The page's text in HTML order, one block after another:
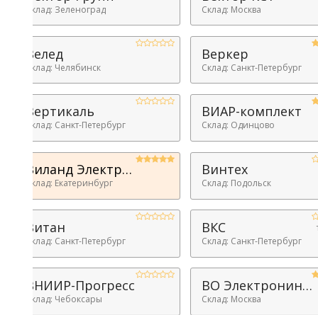
Зеленоград Склад: Москва
Челябинск
Веркер
Склад: Санкт-Петербург
Санкт-Петербург
ВИАР-комплект
Склад: Одинцово
Виланд Электрик РУС
Екатеринбург
Винтех
Склад: Подольск
Санкт-Петербург Склад: Санкт-Петербург
товаров
19998
Прогресс
Чебоксары
ВО Электронинторг
Склад: Москва